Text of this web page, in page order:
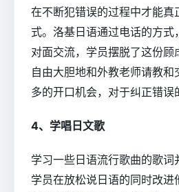
在不断犯错误的过程中才能真
式。洛基日语通过电话的方式
对面交流，学员摆脱了这份顾
自由大胆地和外教老师请教
多的开口机会，对于纠正错误
4、学唱日文歌
学习一些日语流行歌曲的歌词
学员在放松说日语的同时改进